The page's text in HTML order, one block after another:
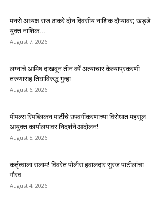
मनसे अध्यक्ष राज ठाकरे दोन दिवसीय नाशिक दौऱ्यावर; खड्डे
युक्त नाशिक...
August 7, 2026
लग्नाचे आमिष दाखवून तीन वर्षे अत्याचार केल्याप्रकरणी
तरुणासह तिघांविरुद्ध गुन्हा
August 6, 2026
पीपल्स रिपब्लिकन पार्टीचे उपवर्गीकरणाच्या विरोधात महसूल
आयुक्त कार्यालयावर निदर्शने आंदोलन!
August 5, 2026
कर्तृत्वाला सलाम! विवरेत पोलीस हवालदार सुरज पाटीलांचा
गौरव
August 4, 2026